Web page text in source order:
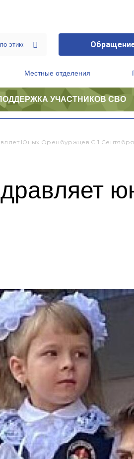
Местные отделения
УЧАСТНИКОВ СВО
Юных Оренбуржцев С 1 Сентября